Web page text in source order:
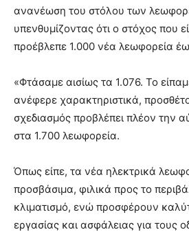
ανανέωση του στόλου των
υπενθυμίζοντας ότι ο στόχος που
προέβλεπε 1.000 νέα λεωφορεία
«Φτάσαμε αισίως τα 1.076. Το
ανέφερε χαρακτηριστικά,
σχεδιασμός προβλέπει πλέον την
στα 1.700 λεωφορεία.
Όπως είπε, τα νέα ηλεκτρικά
προσβάσιμα, φιλικά προς το
κλιματισμό, ενώ προσφέρουν
εργασίας και ασφάλειας για τους